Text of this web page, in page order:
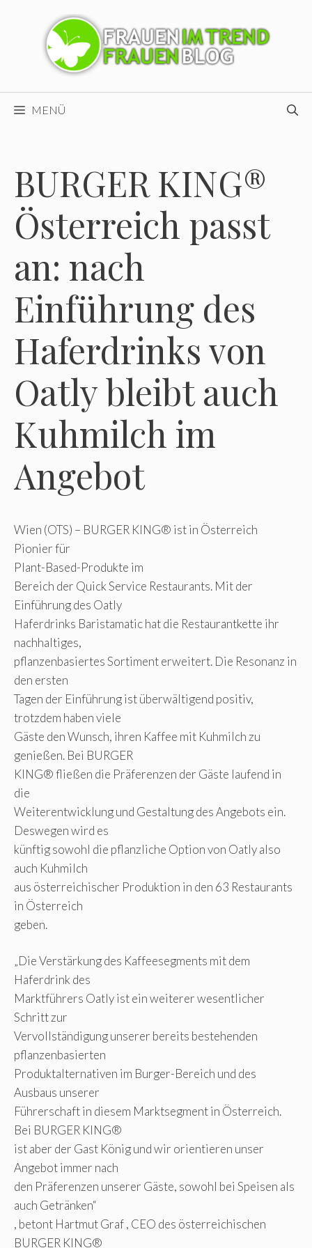
MENÜ
BURGER KING®
Österreich passt
an: nach
Einführung des
Haferdrinks von
Oatly bleibt auch
Kuhmilch im
Angebot
Wien (OTS) – BURGER KING® ist in Österreich
Pionier für
Plant-Based-Produkte im
Bereich der Quick Service Restaurants. Mit der
Einführung des Oatly
Haferdrinks Baristamatic hat die Restaurantkette ihr
nachhaltiges,
pflanzenbasiertes Sortiment erweitert. Die Resonanz in
den ersten
Tagen der Einführung ist überwältigend positiv,
trotzdem haben viele
Gäste den Wunsch, ihren Kaffee mit Kuhmilch zu
genießen. Bei BURGER
KING® fließen die Präferenzen der Gäste laufend in
die
Weiterentwicklung und Gestaltung des Angebots ein.
Deswegen wird es
künftig sowohl die pflanzliche Option von Oatly also
auch Kuhmilch
aus österreichischer Produktion in den 63 Restaurants
in Österreich
geben.
„Die Verstärkung des Kaffeesegments mit dem
Haferdrink des
Marktführers Oatly ist ein weiterer wesentlicher
Schritt zur
Vervollständigung unserer bereits bestehenden
pflanzenbasierten
Produktalternativen im Burger-Bereich und des
Ausbaus unserer
Führerschaft in diesem Marktsegment in Österreich.
Bei BURGER KING®
ist aber der Gast König und wir orientieren unser
Angebot immer nach
den Präferenzen unserer Gäste, sowohl bei Speisen als
auch Getränken“
, betont Hartmut Graf , CEO des österreichischen
BURGER KING®